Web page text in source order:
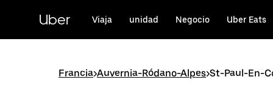
contenido
principal
Uber Viaja unidad Negocio Uber Eats
Francia>Auvernia-Ródano-Alpes>St-Paul-En-